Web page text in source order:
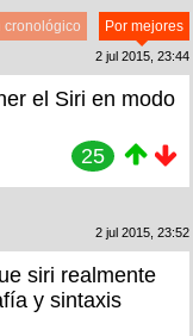
Por mejores
cronológico
2 jul 2015, 23:44
el Siri en modo
25
2 jul 2015, 23:52
siri realmente
y sintaxis